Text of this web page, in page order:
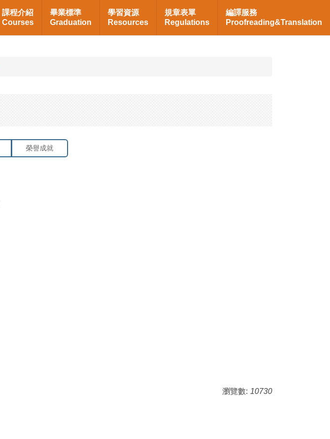
課程介紹
Courses
畢業標準
Graduation
學習資源
Resources
規章表單
Regulations
編譯服務
Proofreading&Translation
榮譽成就
瀏覽數: 10730